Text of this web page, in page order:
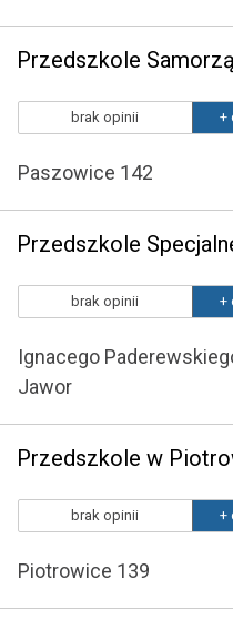
Przedszkole
brak opinii +
Paszowice 142
brak opinii +
Ignacego
Jawor
Przedszkole w
brak opinii +
Piotrowice 139